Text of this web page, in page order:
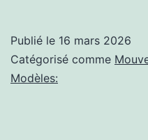
avril
:
Publié le 16 mars 2026
Catégorisé comme
Modèles: